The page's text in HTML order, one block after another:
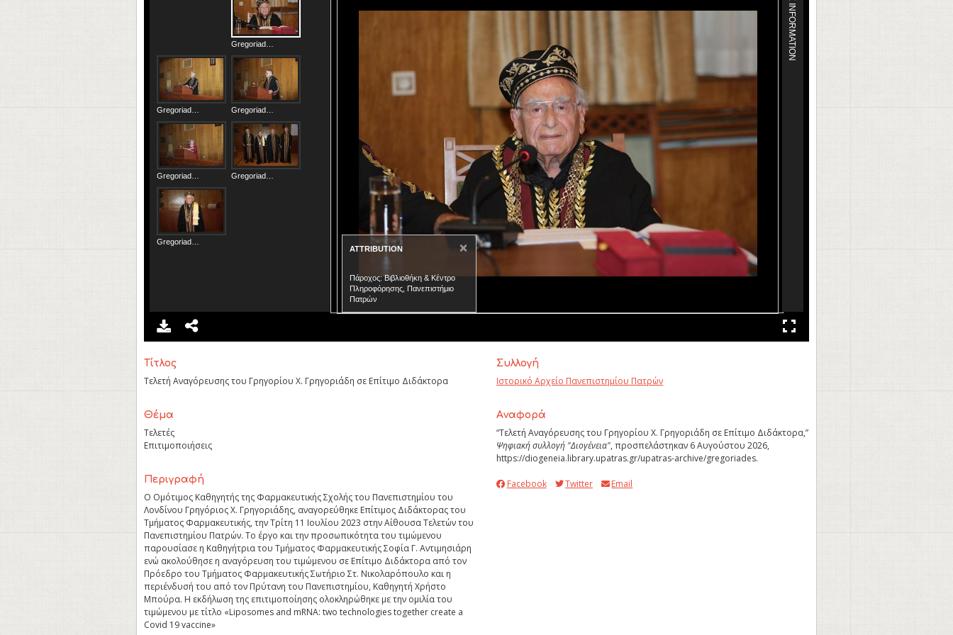
ATTRIBUTION ×
Πάροχος: Βιβλιοθήκη & Κέντρο
Πληροφόρησης, Πανεπιστήμιο
Πατρών
MORE INFORMATION
Τίτλος
Τελετή Αναγόρευσης του Γρηγορίου Χ. Γρηγοριάδη σε Επίτιμο Διδάκτορα
Θέμα
Τελετές
Επιτιμοποιήσεις
Περιγραφή
O Ομότιμος Καθηγητής της Φαρμακευτικής Σχολής του Πανεπιστημίου του
Λονδίνου Γρηγόριος Χ. Γρηγοριάδης, αναγορεύθηκε Επίτιμος Διδάκτορας του
Τμήματος Φαρμακευτικής, την Τρίτη 11 Ιουλίου 2023 στην Αίθουσα Τελετών του
Πανεπιστημίου Πατρών. Το έργο και την προσωπικότητα του τιμώμενου
παρουσίασε η Καθηγήτρια του Τμήματος Φαρμακευτικής Σοφία Γ. Αντιμησιάρη
ενώ ακολούθησε η αναγόρευση του τιμώμενου σε Επίτιμο Διδάκτορα από τον
Πρόεδρο του Τμήματος Φαρμακευτικής Σωτήριο Στ. Νικολαρόπουλο και η
περιένδυσή του από τον Πρύτανη του Πανεπιστημίου, Καθηγητή Χρήστο
Μπούρα. Η εκδήλωση της επιτιμοποίησης ολοκληρώθηκε με την ομιλία του
τιμώμενου με τίτλο «Liposomes and mRNA: two technologies together create a
Covid 19 vaccine»
Συλλογή
Ιστορικό Αρχείο Πανεπιστημίου Πατρών
Aναφορά
“Τελετή Αναγόρευσης του Γρηγορίου Χ. Γρηγοριάδη σε Επίτιμο Διδάκτορα,”
Ψηφιακή συλλογή "Διογένεια", προσπελάστηκαν 6 Αυγούστου 2026,
https://diogeneia.library.upatras.gr/upatras-archive/gregoriades.
Facebook Twitter Email